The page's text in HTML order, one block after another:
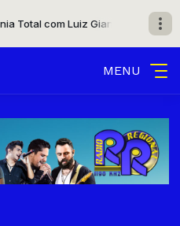
com Luiz Gianinni das 08:00
MENU